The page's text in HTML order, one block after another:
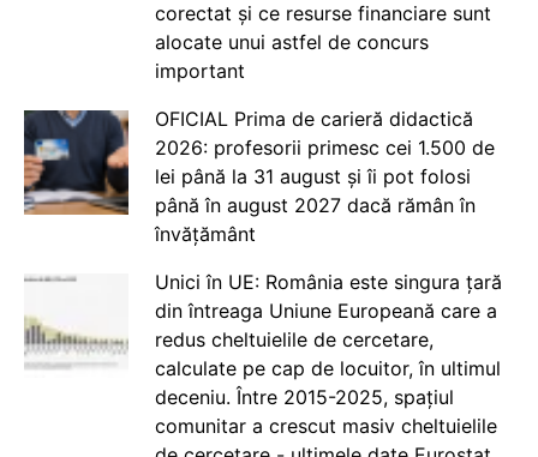
corectat și ce resurse financiare sunt
alocate unui astfel de concurs
important
OFICIAL Prima de carieră didactică
2026: profesorii primesc cei 1.500 de
lei până la 31 august și îi pot folosi
până în august 2027 dacă rămân în
învățământ
Unici în UE: România este singura țară
din întreaga Uniune Europeană care a
redus cheltuielile de cercetare,
calculate pe cap de locuitor, în ultimul
deceniu. Între 2015-2025, spațiul
comunitar a crescut masiv cheltuielile